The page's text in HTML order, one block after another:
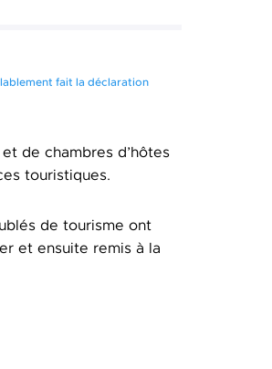
fait la déclaration
de chambres d’hôtes
touristiques.
de tourisme ont
et ensuite remis à la